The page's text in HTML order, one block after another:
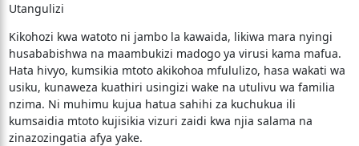
Utangulizi
​Kikohozi kwa watoto ni jambo la kawaida, likiwa mara nyingi
husababishwa na maambukizi madogo ya virusi kama mafua.
Hata hivyo, kumsikia mtoto akikohoa mfululizo, hasa wakati wa
usiku, kunaweza kuathiri usingizi wake na utulivu wa familia
nzima. Ni muhimu kujua hatua sahihi za kuchukua ili
kumsaidia mtoto kujisikia vizuri zaidi kwa njia salama na
zinazozingatia afya yake.